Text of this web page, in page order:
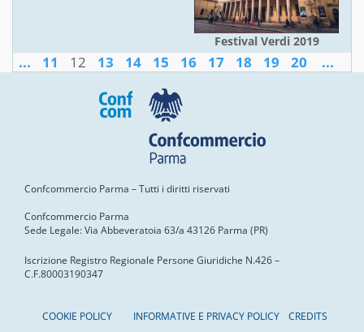
Festival Verdi 2019
... 11 12 13 14 15 16 17 18 19 20 ...
Confcommercio Parma – Tutti i diritti riservati
Confcommercio Parma
Sede Legale: Via Abbeveratoia 63/a 43126 Parma (PR)
Iscrizione Registro Regionale Persone Giuridiche N.426 –
C.F.80003190347
COOKIE POLICY INFORMATIVE E PRIVACY POLICY CREDITS